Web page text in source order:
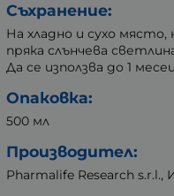
Съхранение:
На хладно и сухо
пряка слънчева
Да се използва до 1
Опаковка:
500 мл
Производител:
Pharmalife Research s.r.l.,